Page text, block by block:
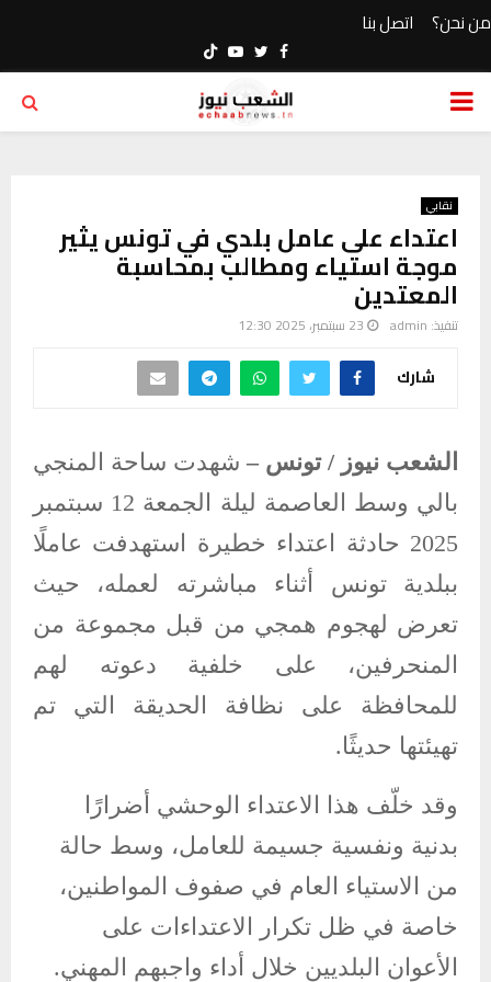
من نحن؟ اتصل بنا
Facebook
Twitter
Youtube
PRIMARY
نقابي
اعتداء على عامل بلدي في تونس يثير
موجة استياء ومطالب بمحاسبة
المعتدين
تنفيذ: admin 23 سبتمبر، 2025 12:30
شارك
الشعب نيوز / تونس – شهدت ساحة المنجي
بالي وسط العاصمة ليلة الجمعة 12 سبتمبر
2025 حادثة اعتداء خطيرة استهدفت عاملًا
ببلدية تونس أثناء مباشرته لعمله، حيث
تعرض لهجوم همجي من قبل مجموعة من
المنحرفين، على خلفية دعوته لهم
للمحافظة على نظافة الحديقة التي تم
تهيئتها حديثًا.
وقد خلّف هذا الاعتداء الوحشي أضرارًا
بدنية ونفسية جسيمة للعامل، وسط حالة
من الاستياء العام في صفوف المواطنين،
خاصة في ظل تكرار الاعتداءات على
الأعوان البلديين خلال أداء واجبهم المهني.